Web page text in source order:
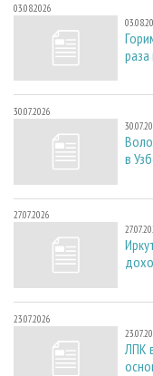
03.08.2026
30.07.2026
в
27.07.2026
23.07.2026
ЛПК